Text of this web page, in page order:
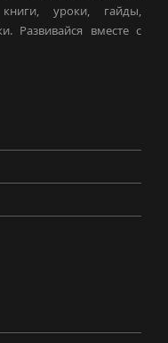
уроки, гайды,
Развивайся вместе с